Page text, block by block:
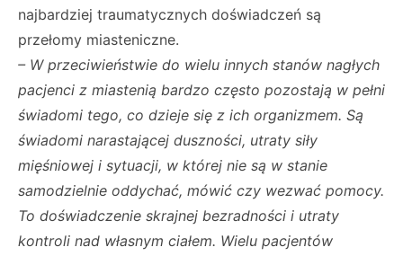
najbardziej traumatycznych doświadczeń są
przełomy miasteniczne.
– W przeciwieństwie do wielu innych stanów nagłych
pacjenci z miastenią bardzo często pozostają w pełni
świadomi tego, co dzieje się z ich organizmem. Są
świadomi narastającej duszności, utraty siły
mięśniowej i sytuacji, w której nie są w stanie
samodzielnie oddychać, mówić czy wezwać pomocy.
To doświadczenie skrajnej bezradności i utraty
kontroli nad własnym ciałem. Wielu pacjentów